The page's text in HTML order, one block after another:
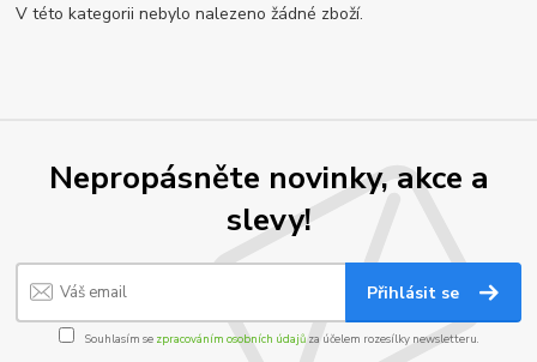
V této kategorii nebylo nalezeno žádné zboží.
Nepropásněte novinky, akce a
slevy!
Přihlásit se
Souhlasím se zpracováním osobních údajůza účelem rozesílky newsletteru.